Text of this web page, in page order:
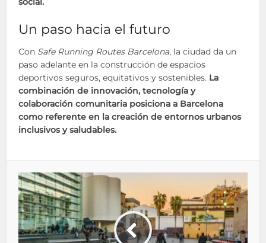
Un paso hacia el futuro
Con Safe Running Routes Barcelona, la ciudad da un
paso adelante en la construcción de espacios
deportivos seguros, equitativos y sostenibles. La
combinación de innovación, tecnología y
colaboración comunitaria posiciona a Barcelona
como referente en la creación de entornos urbanos
inclusivos y saludables.